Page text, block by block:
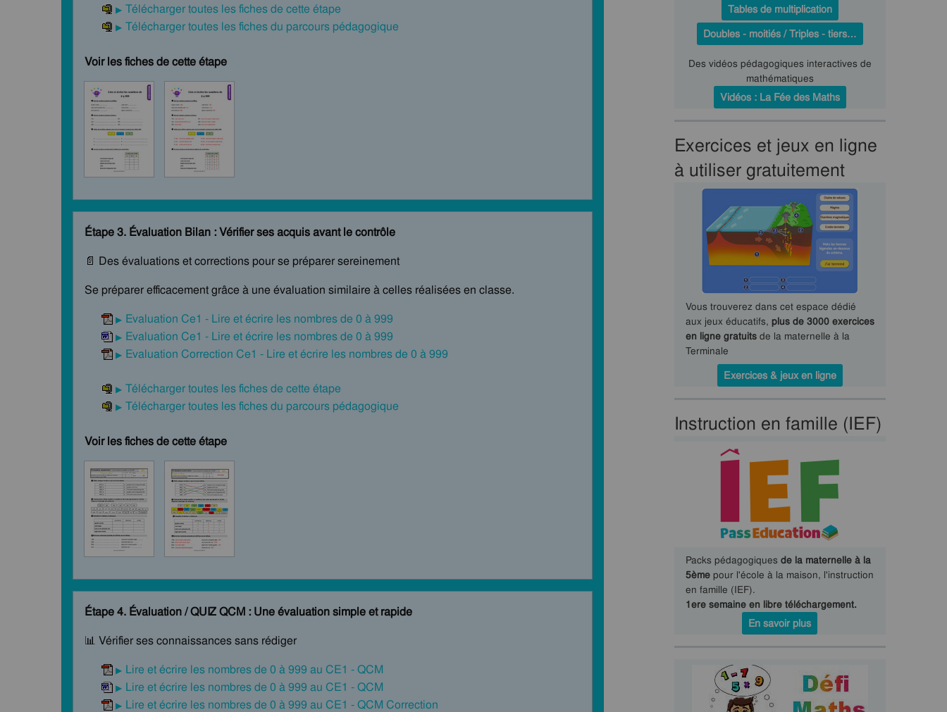
Télécharger toutes les fiches de cette étape
Télécharger toutes les fiches du parcours pédagogique
Voir les fiches de cette étape
Étape 3. Évaluation Bilan : Vérifier ses acquis avant le contrôle
📄 Des évaluations et corrections pour se préparer sereinement
Se préparer efficacement grâce à une évaluation similaire à celles réalisées en classe.
Evaluation Ce1 - Lire et écrire les nombres de 0 à 999
Evaluation Ce1 - Lire et écrire les nombres de 0 à 999
Evaluation Correction Ce1 - Lire et écrire les nombres de 0 à 999
Télécharger toutes les fiches de cette étape
Télécharger toutes les fiches du parcours pédagogique
Voir les fiches de cette étape
Étape 4. Évaluation / QUIZ QCM : Une évaluation simple et rapide
📊 Vérifier ses connaissances sans rédiger
Lire et écrire les nombres de 0 à 999 au CE1 - QCM
Lire et écrire les nombres de 0 à 999 au CE1 - QCM
Lire et écrire les nombres de 0 à 999 au CE1 - QCM Correction
Tables de multiplication
Doubles - moitiés / Triples - tiers…
Des vidéos pédagogiques interactives de
mathématiques
Vidéos : La Fée des Maths
Exercices et jeux en ligne
à utiliser gratuitement
Vous trouverez dans cet espace dédié
aux jeux éducatifs, plus de 3000 exercices
en ligne gratuitsde la maternelle à la
Terminale
Exercices & jeux en ligne
Instruction en famille (IEF)
Packs pédagogiques de la maternelle à la
5èmepour l'école à la maison, l'instruction
en famille (IEF).
1ere semaine en libre téléchargement.
En savoir plus